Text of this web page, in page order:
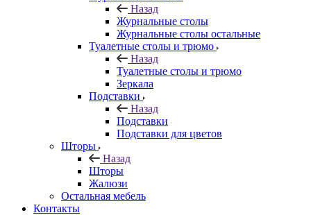
Назад
Журнальные столы
Журнальные столы остальные
Туалетные столы и трюмо
Назад
Туалетные столы и трюмо
Зеркала
Подставки
Назад
Подставки
Подставки для цветов
Шторы
Назад
Шторы
Жалюзи
Остальная мебель
Контакты